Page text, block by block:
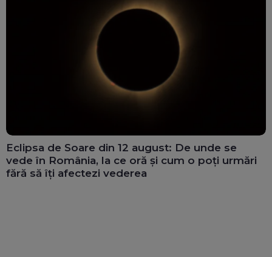
Eclipsa de Soare din 12 august: De unde se
vede în România, la ce oră și cum o poți urmări
fără să îți afectezi vederea